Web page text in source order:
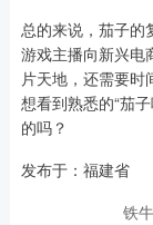
总的来说，茄子的
游戏主播向新兴电
片天地，还需要
想看到熟悉的“茄
的吗？
发布于：福建省
铁